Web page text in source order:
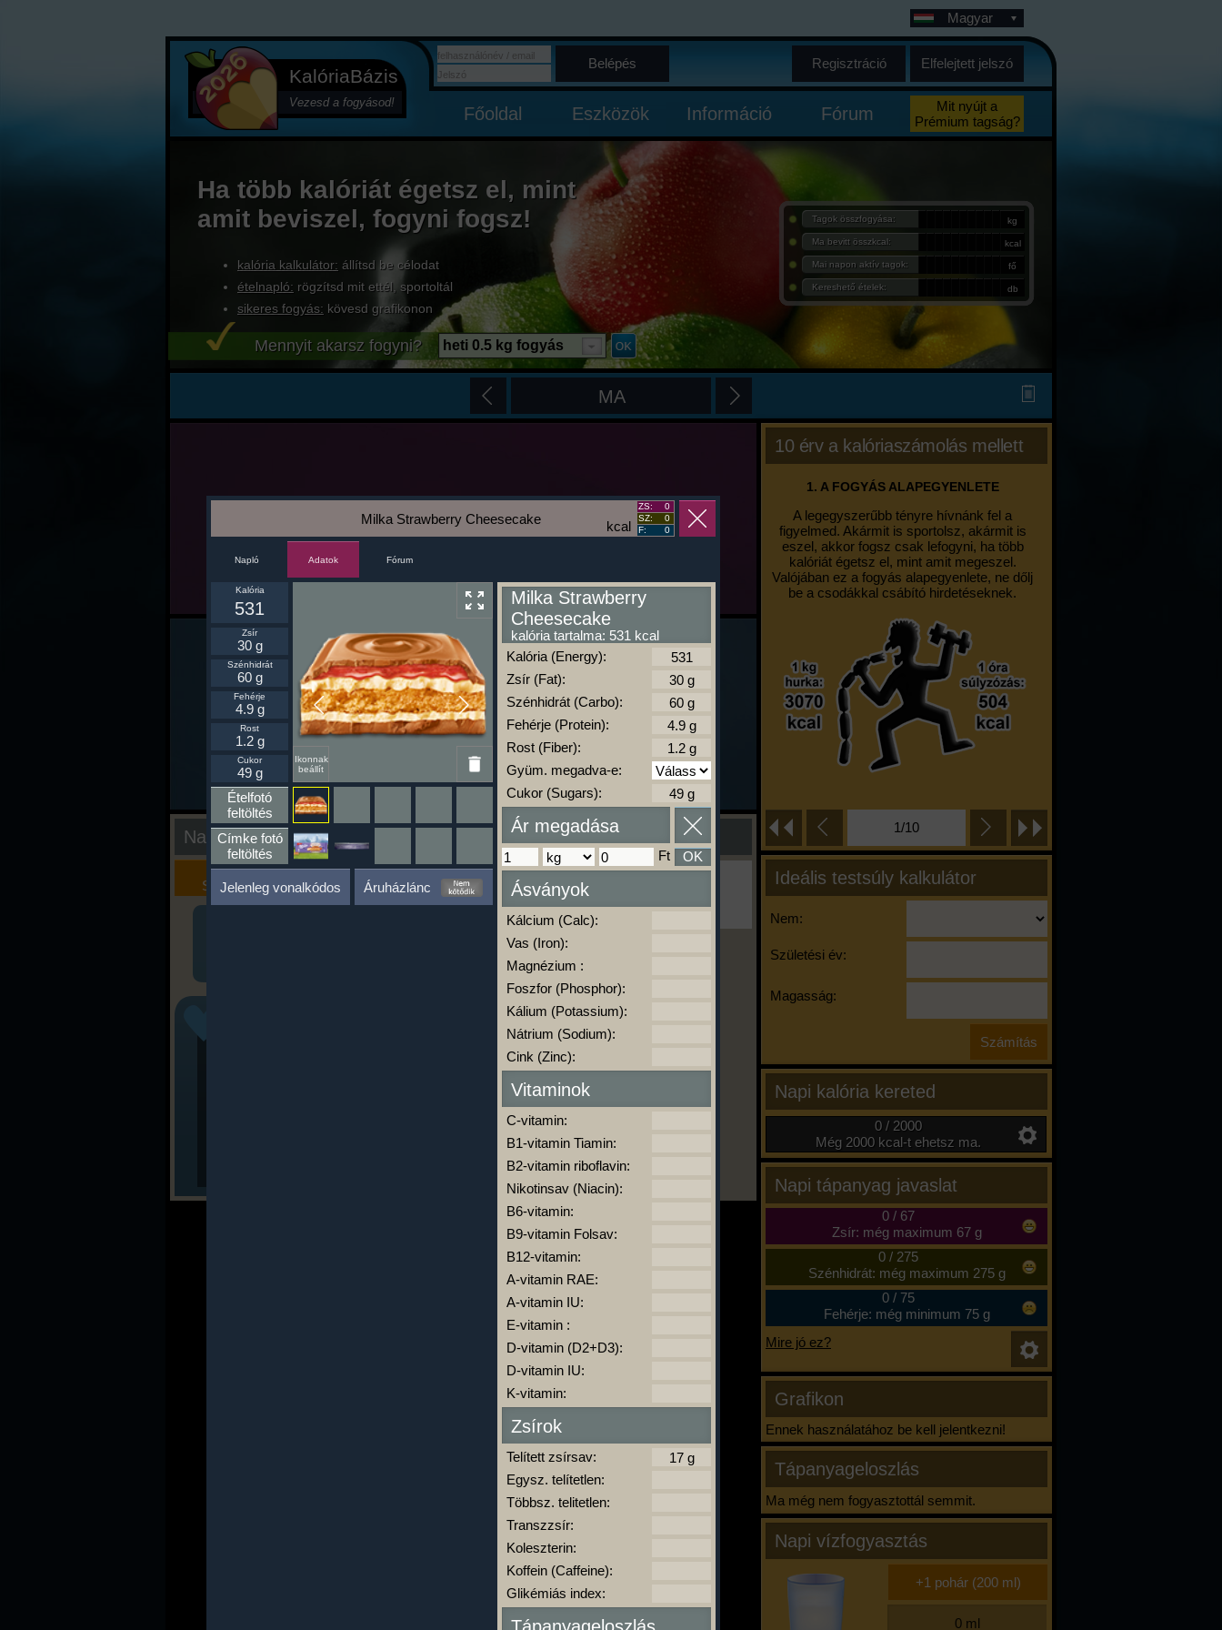
KalóriaBázis
Vezesd a fogyásod!
Magyar
Belépés Regisztráció Elfelejtett jelszó
Főoldal Eszközök Információ Fórum
Mit nyújt a
Prémium tagság?
Ha több kalóriát égetsz el, mint
amit beviszel, fogyni fogsz!
kalória kalkulátor: állítsd be célodat
ételnapló: rögzítsd mit ettél, sportoltál
sikeres fogyás: kövesd grafikonon
Tagok összfogyása: kg
Ma bevitt összkcal: kcal
Mai napon aktív tagok: fő
Kereshető ételek: db
Mennyit akarsz fogyni? heti 0.5 kg fogyás
MA
10 érv a kalóriaszámolás mellett
1. A FOGYÁS ALAPEGYENLETE
A legegyszerűbb tényre hívnánk fel a
figyelmed. Akármit is sportolsz, akármit is
eszel, akkor fogsz csak lefogyni, ha több
kalóriát égetsz el, mint amit megeszel.
Valójában ez a fogyás alapegyenlete, ne dőlj
be a csodákkal csábító hirdetéseknek.
1/10
Ideális testsúly kalkulátor
Nem:
Születési év:
Magasság:
Napi kalória kereted
0 / 2000
Még 2000 kcal-t ehetsz ma.
Napi tápanyag javaslat
0/ 67
Zsír: még maximum 67 g
0/ 275
Szénhidrát: még maximum 275 g
0/ 75
Fehérje: még minimum 75 g
Mire jó ez?
Grafikon
Ennek használatához be kell jelentkezni!
Tápanyageloszlás
Ma még nem fogyasztottál semmit.
Napi vízfogyasztás
Nap kiértékelése
Kalória
Szimulátor
Szöveges
Értékelés
Ha ma már nem eszel/sportolsz többet,
kattints a kiértékelésre!
A Kalória Szimulátor Prémium funkció.
kalóriabázis.hu
-
kcal
Milka Strawberry Cheesecake
ZS:
0
SZ:
0
F:
0
Napló Adatok Fórum
Ikonnak
beállít
Kalória
531
Zsír
30 g
Szénhidrát
60 g
Fehérje
4.9 g
Rost
1.2 g
Cukor
49 g
Ételfotó
feltöltés
Címke fotó
feltöltés
Jelenleg vonalkódos Áruházlánc
Milka Strawberry
Cheesecake
kalória tartalma: 531 kcal
Kalória (Energy):
Zsír (Fat):
Szénhidrát (Carbo):
Fehérje (Protein):
Rost (Fiber):
Gyüm. megadva-e:
Cukor (Sugars):
Ár megadása
Ft OK
Ásványok
Kálcium (Calc):
Vas (Iron):
Magnézium :
Foszfor (Phosphor):
Kálium (Potassium):
Nátrium (Sodium):
Cink (Zinc):
Vitaminok
C-vitamin:
B1-vitamin Tiamin:
B2-vitamin riboflavin:
Nikotinsav (Niacin):
B6-vitamin:
B9-vitamin Folsav:
B12-vitamin:
A-vitamin RAE:
A-vitamin IU:
E-vitamin :
D-vitamin (D2+D3):
D-vitamin IU:
K-vitamin:
Zsírok
Telített zsírsav:
Egysz. telítetlen:
Többsz. telitetlen:
Transzzsír:
Koleszterin:
Koffein (Caffeine):
Glikémiás index: